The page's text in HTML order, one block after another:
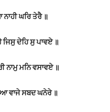
ਨਾਹੀ ਘਰਿ ਤੇਰੈ ॥
ਦੇਹਿ ਸੁ ਪਾਵਏ ॥
ਨਾਮੁ ਮਨਿ ਵਸਾਵਏ ॥
ਵਾਜੇ ਸਬਦ ਘਨੇਰੇ ॥